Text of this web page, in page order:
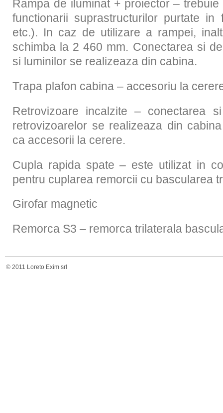
Rampa de iluminat + proiector –
functionarii suprastructurilor purtate in
etc.). In caz de utilizare a rampei,
schimba la 2 460 mm. Conectarea si
si luminilor se realizeaza din cabina.
Trapa plafon cabina – accesoriu la
Retrovizoare incalzite – conectarea
retrovizoarelor se realizeaza din
ca accesorii la cerere.
Cupla rapida spate – este utilizat in
pentru cuplarea remorcii cu bascularea
Girofar magnetic
Remorca S3 – remorca trilaterala
© 2011 Loreto Exim srl